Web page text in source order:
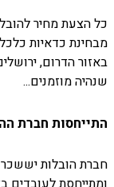
כל הצעת מחיר
מבחינת כדאיות
באזור הדרום,
שנהיה מוזמנים...
התייחסות חברת
חברת הובלות יששכר